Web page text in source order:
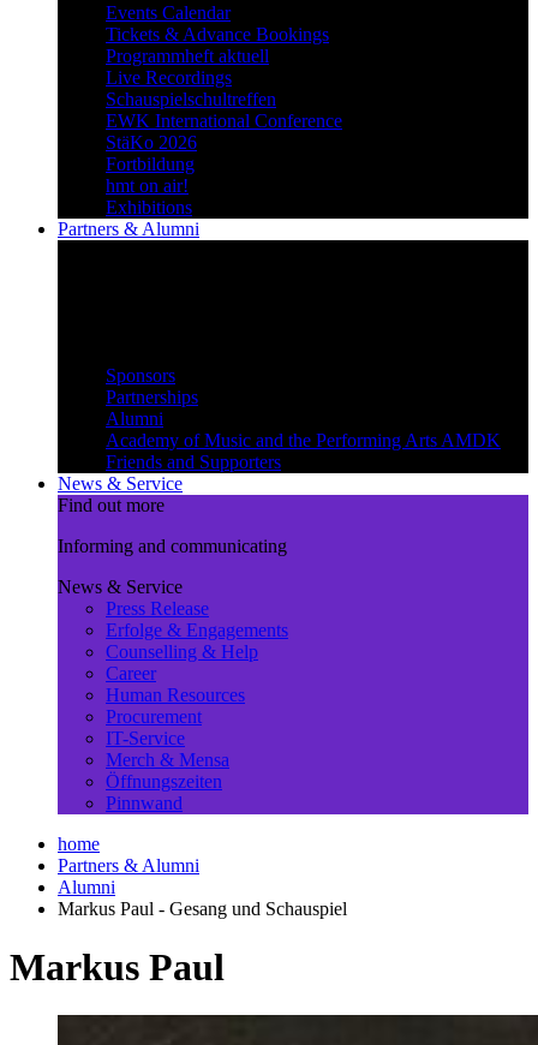
Events Calendar
Tickets & Advance Bookings
Programmheft aktuell
Live Recordings
Schauspielschultreffen
EWK International Conference
StäKo 2026
Fortbildung
hmt on air!
Exhibitions
Partners & Alumni
Sponsors
Partnerships
Alumni
Academy of Music and the Performing Arts AMDK
Friends and Supporters
News & Service
Find out more
Informing and communicating
News & Service
Press Release
Erfolge & Engagements
Counselling & Help
Career
Human Resources
Procurement
IT-Service
Merch & Mensa
Öffnungszeiten
Pinnwand
home
Partners & Alumni
Alumni
Markus Paul - Gesang und Schauspiel
Markus Paul